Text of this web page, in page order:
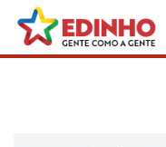
para
o